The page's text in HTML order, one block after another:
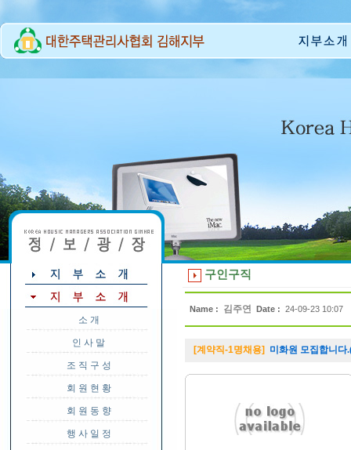
소 개
인 사 말
조 직 구 성
회 원 현 황
회 원 동 향
행 사 일 정
구인구직
Name : 김주연 Date : 24-09-23 10:07
[계약직-1명채용] 미화원 모집합니다